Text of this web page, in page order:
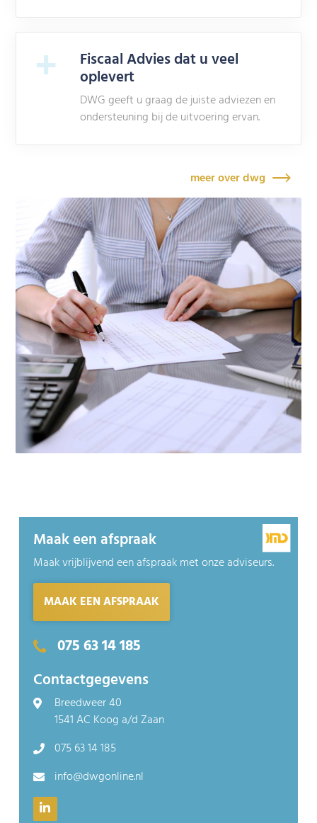
+ Fiscaal Advies dat u veel
oplevert
DWG geeft u graag de juiste adviezen en
ondersteuning bij de uitvoering ervan.
meer over dwg
Maak een afspraak
Maak vrijblijvend een afspraak met onze adviseurs.
MAAK EEN AFSPRAAK
075 63 14 185
Contactgegevens
Breedweer 40
1541 AC Koog a/d Zaan
075 63 14 185
info@dwgonline.nl